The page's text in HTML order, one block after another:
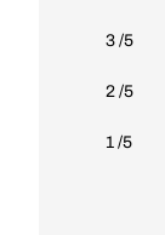
3 /5
2 /5
1 /5